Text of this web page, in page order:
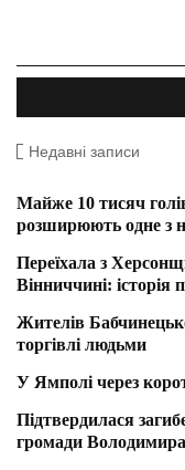
Недавні записи
Майже 10 тисяч
розширюють одне з
Переїхала з
Вінниччині: історія
Жителів
торгівлі людьми
У Ямполі через
Підтвердилася
громади